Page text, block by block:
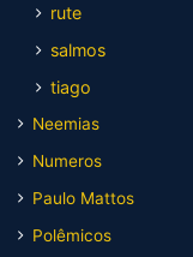
rute
salmos
tiago
Neemias
Numeros
Paulo Mattos
Polêmicos